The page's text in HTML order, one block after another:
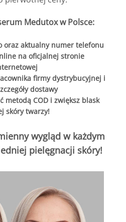
Medutox w Polsce:
oraz aktualny numer telefonu
na oficjalnej stronie
firmy dystrybucyjnej i
dostawy
metodą COD i zwiększ blask
skóry twarzy!
wygląd w każdym
pielęgnacji skóry!